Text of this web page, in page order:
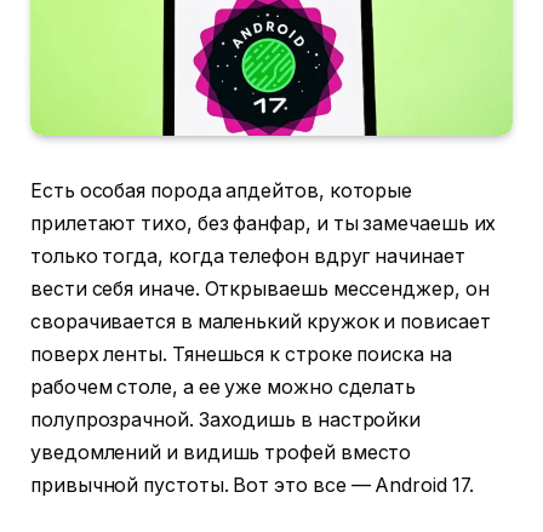
Есть особая порода апдейтов, которые
прилетают тихо, без фанфар, и ты замечаешь их
только тогда, когда телефон вдруг начинает
вести себя иначе. Открываешь мессенджер, он
сворачивается в маленький кружок и повисает
поверх ленты. Тянешься к строке поиска на
рабочем столе, а ее уже можно сделать
полупрозрачной. Заходишь в настройки
уведомлений и видишь трофей вместо
привычной пустоты. Вот это все — Android 17.